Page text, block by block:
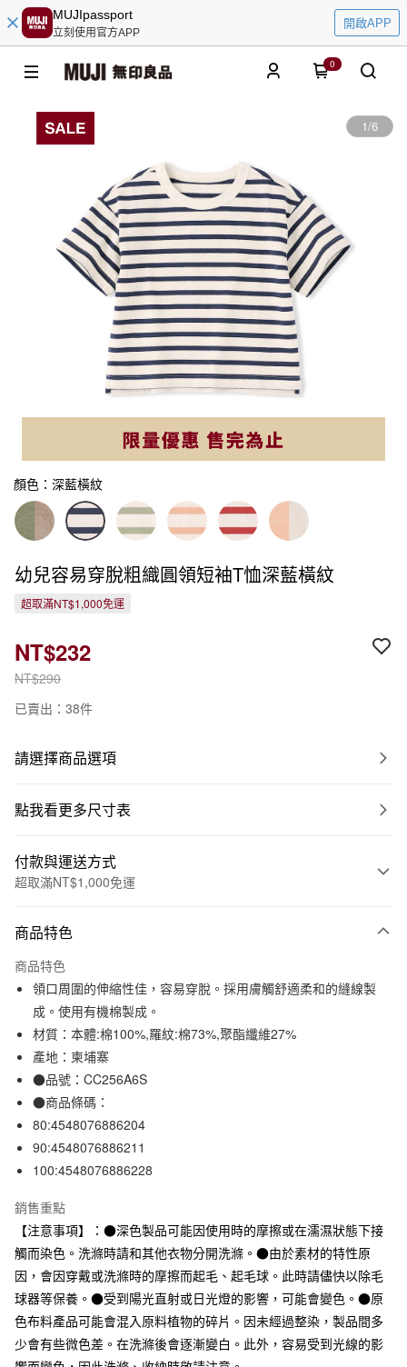
MUJIpassport
立刻使用官方APP
開啟APP
0
1/6
顏色：深藍橫紋
幼兒容易穿脫粗織圓領短袖T恤深藍橫紋
超取滿NT$1,000免運
NT$290
NT$232
已賣出：38件
請選擇商品選項
點我看更多尺寸表
付款與運送方式
超取滿NT$1,000免運
信用卡一次付款
信用卡分期付款
3 期 0 利率 每期NT$77
合作金庫商業銀行
第一商業銀行
華南商業銀行
上海商業儲蓄銀行
臺灣中小企業銀行
匯豐（台灣）商業銀行
聯邦商業銀行
元大商業銀行
台新國際商業銀行
台灣樂天信用卡公司
超商取貨付款
LINE Pay
Apple Pay
街口支付
悠遊付
運送方式
全家取貨付款
每筆NT$65，滿NT$1,000(含以上)免運費
付款後全家取貨
每筆NT$65，滿NT$1,000(含以上)免運費
商品特色
商品特色
領口周圍的伸縮性佳，容易穿脫。採用膚觸舒適柔和的縫線製
成。使用有機棉製成。
材質：本體:棉100%,羅紋:棉73%,聚酯纖維27%
產地：柬埔寨
●品號：CC256A6S
●商品條碼：
80:4548076886204
90:4548076886211
100:4548076886228
銷售重點
【注意事項】：●深色製品可能因使用時的摩擦或在濡濕狀態下接
觸而染色。洗滌時請和其他衣物分開洗滌。●由於素材的特性原
因，會因穿戴或洗滌時的摩擦而起毛、起毛球。此時請儘快以除毛
球器等保養。●受到陽光直射或日光燈的影響，可能會變色。●原
色布料產品可能會混入原料植物的碎片。因未經過整染，製品間多
少會有些微色差。在洗滌後會逐漸變白。此外，容易受到光線的影